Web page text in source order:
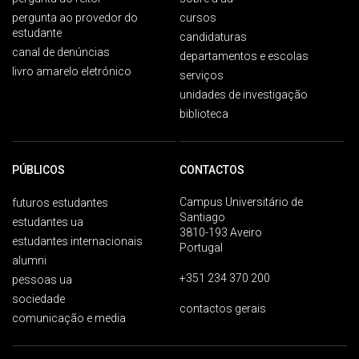
pergunta ao provedor do
estudante
canal de denúncias
livro amarelo eletrónico
cursos
candidaturas
departamentos e escolas
serviços
unidades de investigação
biblioteca
PÚBLICOS
futuros estudantes
estudantes ua
estudantes internacionais
alumni
pessoas ua
sociedade
comunicação e media
CONTACTOS
Campus Universitário de
Santiago
3810-193 Aveiro
Portugal
+351 234 370 200
contactos gerais